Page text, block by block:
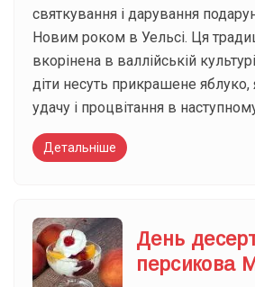
святкування і дарування
Новим роком в Уельсі. Ця
вкорінена в валлійській
діти несуть прикрашене яблуко,
удачу і процвітання в
Детальніше
День
персикова